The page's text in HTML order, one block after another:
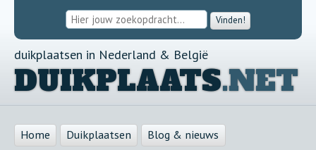
Vinden!
duikplaatsen in Nederland & België
DUIKPLAATS.NET
Home Duikplaatsen
Blog & nieuws